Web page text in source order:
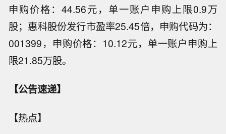
申购价格：44.56元，单一账户申购上限0.9万
股；惠科股份发行市盈率25.45倍，申购代码为：
001399，申购价格：10.12元，单一账户申购上
限21.85万股。
【公告速递】
【热点】